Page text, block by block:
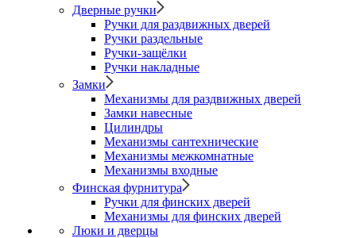
Дверные ручки
Ручки для раздвижных дверей
Ручки раздельные
Ручки-защёлки
Ручки накладные
Замки
Механизмы для раздвижных дверей
Замки навесные
Цилиндры
Механизмы сантехнические
Механизмы межкомнатные
Механизмы входные
Финская фурнитура
Ручки для финских дверей
Механизмы для финских дверей
Люки и дверцы